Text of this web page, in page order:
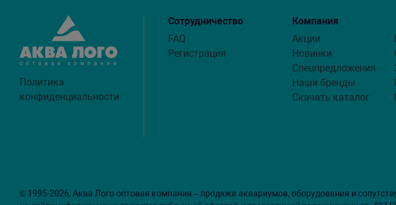
Политика
конфиденциальности
Сотрудничество
FAQ
Регистрация
Компания
Акции
Новинки
Спецпредложения
Наши бренды
Скачать каталог
© 1995-2026, Аква Лого оптовая компания – продажа аквариумов, оборудования и